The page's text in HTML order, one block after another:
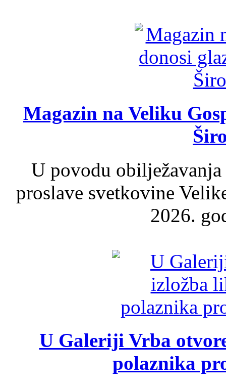
Magazin na Veliku
U povodu
proslave svetkovine
2026.
U Galeriji Vrba
polaznika